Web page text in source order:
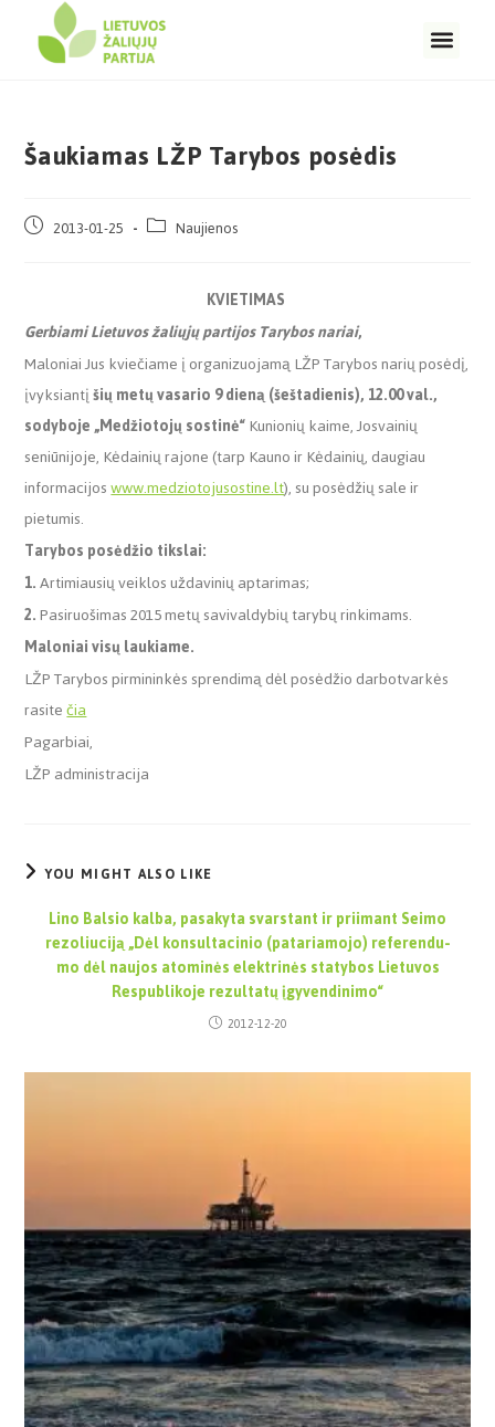
Šaukiamas LŽP Tarybos posėdis
2013-01-25 Naujienos
KVIETIMAS
Gerbiami Lietuvos žaliųjų partijos Tarybos nariai,
Maloniai Jus kviečiame į organizuojamą LŽP Tarybos narių posėdį,
įvyksiantįšių metų vasario 9 dieną (šeštadienis), 12.00 val.,
sodyboje „Medžiotojų sostinė“Kunionių kaime, Josvainių
seniūnijoje, Kėdainių rajone(tarp Kauno ir Kėdainių, daugiau
informacijoswww.medziotojusostine.lt), su posėdžių sale ir
pietumis.
Tarybos posėdžio tikslai:
1.Artimiausių veiklos uždavinių aptarimas;
2.Pasiruošimas 2015 metų savivaldybių tarybų rinkimams.
Maloniai visų laukiame.
LŽP Tarybos pirmininkės sprendimą dėl posėdžio darbotvarkės
rasitečia
Pagarbiai,
LŽP administracija
YOU MIGHT ALSO LIKE
Lino Balsio kalba, pasakyta svarstant ir priimant Seimo
rezoliuciją „Dėl kon­sul­ta­ci­nio (pa­ta­ria­mo­jo) re­fe­ren­du­
mo dėl nau­jos ato­mi­nės elek­tri­nės sta­ty­bos Lie­tu­vos
Res­pub­li­ko­je re­zul­ta­tų įgy­ven­di­ni­mo“
2012-12-20